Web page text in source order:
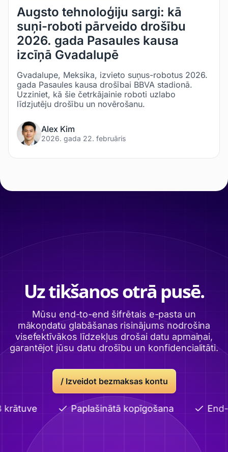
Augsto tehnoloģiju sargi: kā
suņi-roboti pārveido drošību
2026. gada Pasaules kausa
izcīņā Gvadalupē
Gvadalupe, Meksika, izvieto suņus-robotus 2026.
gada Pasaules kausa drošībai BBVA stadionā.
Uzziniet, kā šie četrkājainie roboti uzlabo
līdzjutēju drošību un novērošanu.
Alex Kim
2026. gada 22. februāris
Uz tikšanos otrā pusē.
Mūsu end-to-end šifrētais e-pasta un
mākoņdatu glabāšanas risinājums nodrošina
visefektīvākos līdzekļus drošai datu apmaiņai,
garantējot jūsu datu drošību un konfidencialitāti.
/ Izveidot bezmaksas kontu
krātuve Paplašinātā kopīgošana